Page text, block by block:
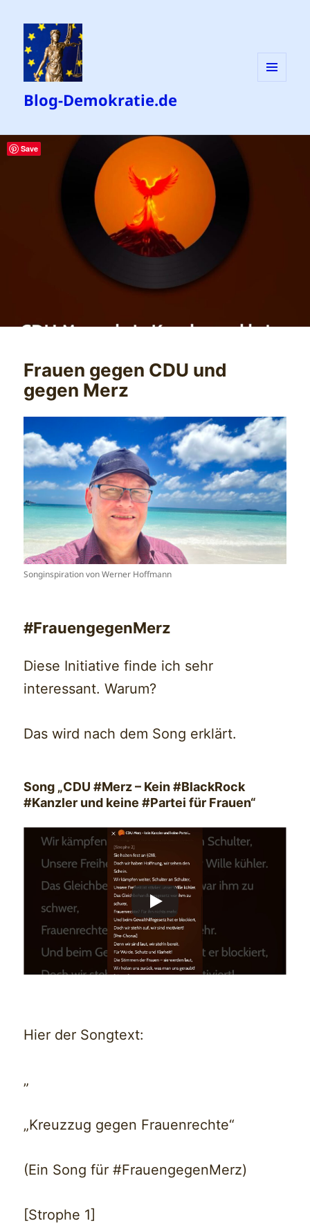
Blog-Demokratie.de
Frauen gegen CDU und
gegen Merz
Songinspiration von Werner Hoffmann
#FrauengegenMerz
Diese Initiative finde ich sehr
interessant. Warum?
Das wird nach dem Song erklärt.
Song „CDU #Merz – Kein #BlackRock
#Kanzler und keine #Partei für Frauen“
Hier der Songtext:
„
„Kreuzzug gegen Frauenrechte“
(Ein Song für #FrauengegenMerz)
[Strophe 1]
Save